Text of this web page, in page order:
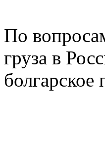
По
груза в
болгарское